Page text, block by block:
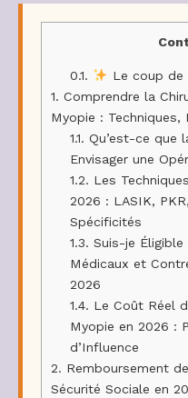
0.1.
Le coup
1. Comprendre la
Myopie :
1.1. Qu’est-ce que
Envisager une
1.2. Les
2026 : LASIK,
Spécificités
1.3. Suis-je Éligible
Médicaux et
2026
1.4. Le Coût Réel
Myopie en 2026 :
d’Influence
2. Remboursement
Sécurité Sociale en